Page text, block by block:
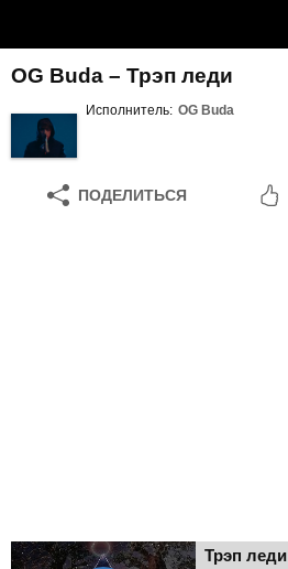
OG Buda – Трэп леди
Исполнитель: OG Buda
ПОДЕЛИТЬСЯ
Трэп леди